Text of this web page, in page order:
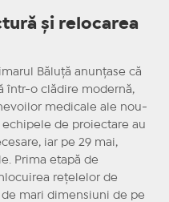
și relocarea
Băluță anunțase că
într-o clădire modernă,
medicale ale nou-
de proiectare au
iar pe 29 mai,
Prima etapă de
rețelelor de
mari dimensiuni de pe